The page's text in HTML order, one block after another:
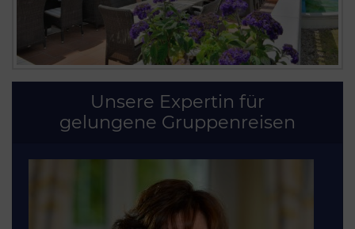
Unsere Expertin für
gelungene Gruppenreisen